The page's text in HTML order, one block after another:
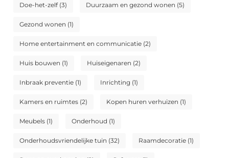
Doe-het-zelf(3) Duurzaam en gezond wonen (5)
Gezond wonen (1)
Home entertainment en communicatie (2)
Huis bouwen (1) Huiseigenaren (2)
Inbraak preventie (1) Inrichting (1)
Kamers en ruimtes (2) Kopen huren verhuizen (1)
Meubels (1) Onderhoud (1)
Onderhoudsvriendelijke tuin (32) Raamdecoratie (1)